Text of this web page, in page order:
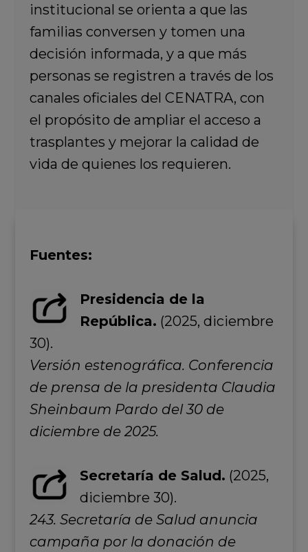
institucional se orienta a que las
familias conversen y tomen una
decisión informada, y a que más
personas se registren a través de los
canales oficiales del CENATRA, con
el propósito de ampliar el acceso a
trasplantes y mejorar la calidad de
vida de quienes los requieren.
Fuentes:
Presidencia de la
República. (2025, diciembre
30).
Versión estenográfica. Conferencia
de prensa de la presidenta Claudia
Sheinbaum Pardo del 30 de
diciembre de 2025.
Secretaría de Salud. (2025,
diciembre 30).
243. Secretaría de Salud anuncia
campaña por la donación de